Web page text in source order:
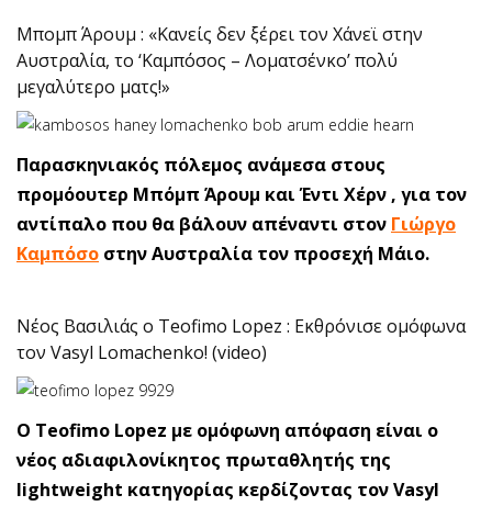
Μπομπ Άρουμ : «Κανείς δεν ξέρει τον Χάνεϊ στην
Αυστραλία, το ‘Καμπόσος – Λοματσένκο’ πολύ
μεγαλύτερο ματς!»
Παρασκηνιακός πόλεμος ανάμεσα στους
προμόουτερ Μπόμπ Άρουμ και Έντι Χέρν , για τον
αντίπαλο που θα βάλουν απέναντι στον Γιώργο
Καμπόσο στην Αυστραλία τον προσεχή Μάιο.
Νέος Βασιλιάς ο Teofimo Lopez : Εκθρόνισε ομόφωνα
τον Vasyl Lomachenko! (video)
Ο Teofimo Lopez με ομόφωνη απόφαση είναι ο
νέος αδιαφιλονίκητος πρωταθλητής της
lightweight κατηγορίας κερδίζοντας τον Vasyl